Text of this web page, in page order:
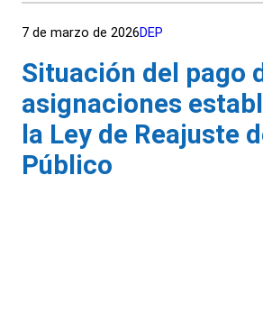
7 de marzo de 2026DEP
Situación del pago
asignaciones
la Ley de Reajuste
Público